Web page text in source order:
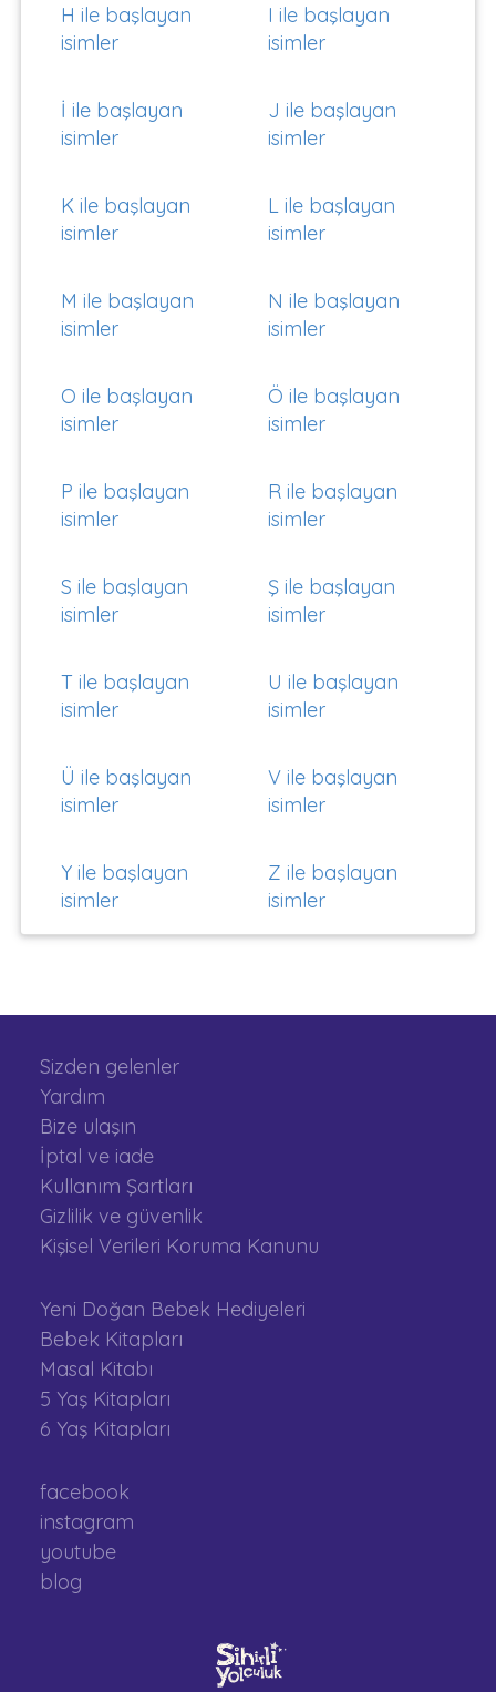
H ile başlayan
isimler
I ile başlayan
isimler
İ ile başlayan
isimler
J ile başlayan
isimler
K ile başlayan
isimler
L ile başlayan
isimler
M ile başlayan
isimler
N ile başlayan
isimler
O ile başlayan
isimler
Ö ile başlayan
isimler
P ile başlayan
isimler
R ile başlayan
isimler
S ile başlayan
isimler
Ş ile başlayan
isimler
T ile başlayan
isimler
U ile başlayan
isimler
Ü ile başlayan
isimler
V ile başlayan
isimler
Y ile başlayan
isimler
Z ile başlayan
isimler
Sizden gelenler
Yardım
Bize ulaşın
İptal ve iade
Kullanım Şartları
Gizlilik ve güvenlik
Kişisel Verileri Koruma Kanunu
Yeni Doğan Bebek Hediyeleri
Bebek Kitapları
Masal Kitabı
5 Yaş Kitapları
6 Yaş Kitapları
facebook
instagram
youtube
blog